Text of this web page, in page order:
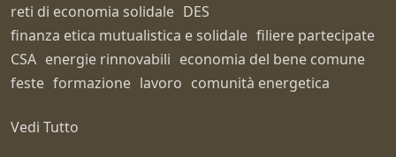
reti di economia solidale DES
finanza etica mutualistica e solidale filiere partecipate
CSA energie rinnovabili economia del bene comune
feste formazione lavoro comunità energetica
Vedi Tutto